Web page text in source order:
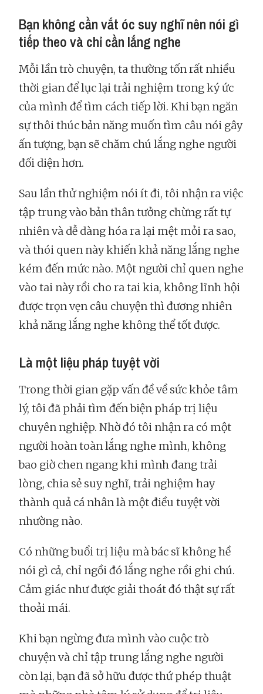
Bạn không cần vắt óc suy nghĩ nên nói gì
tiếp theo và chỉ cần lắng nghe
Mỗi lần trò chuyện, ta thường tốn rất nhiều
thời gian để lục lại trải nghiệm trong ký ức
của mình để tìm cách tiếp lời. Khi bạn ngăn
sự thôi thúc bản năng muốn tìm câu nói gây
ấn tượng, bạn sẽ chăm chú lắng nghe người
đối diện hơn.
Sau lần thử nghiệm nói ít đi, tôi nhận ra việc
tập trung vào bản thân tưởng chừng rất tự
nhiên và dễ dàng hóa ra lại mệt mỏi ra sao,
và thói quen này khiến khả năng lắng nghe
kém đến mức nào. Một người chỉ quen nghe
vào tai này rồi cho ra tai kia, không lĩnh hội
được trọn vẹn câu chuyện thì đương nhiên
khả năng lắng nghe không thể tốt được.
Là một liệu pháp tuyệt vời
Trong thời gian gặp vấn đề về sức khỏe tâm
lý, tôi đã phải tìm đến biện pháp trị liệu
chuyên nghiệp. Nhờ đó tôi nhận ra có một
người hoàn toàn lắng nghe mình, không
bao giờ chen ngang khi mình đang trải
lòng, chia sẻ suy nghĩ, trải nghiệm hay
thành quả cá nhân là một điều tuyệt vời
nhường nào.
Có những buổi trị liệu mà bác sĩ không hề
nói gì cả, chỉ ngồi đó lắng nghe rồi ghi chú.
Cảm giác như được giải thoát đó thật sự rất
thoải mái.
Khi bạn ngừng đưa mình vào cuộc trò
chuyện và chỉ tập trung lắng nghe người
còn lại, bạn đã sở hữu được thứ phép thuật